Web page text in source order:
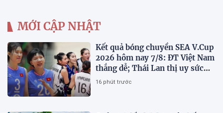
MỚI CẬP NHẬT
Kết quả bóng chuyền SEA V.Cup
2026 hôm nay 7/8: ĐT Việt Nam
thắng dễ; Thái Lan thị uy sức
mạnh
16 phút trước